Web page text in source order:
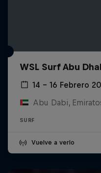
WSL Surf Abu
14 – 16 Febrero
Abu Dabi,
SURF
Vuelve a verlo